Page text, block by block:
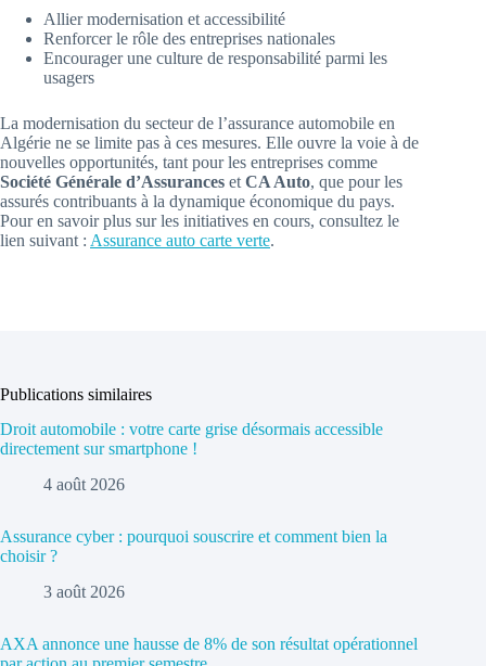
Allier modernisation et accessibilité
Renforcer le rôle des entreprises nationales
Encourager une culture de responsabilité parmi les
usagers
La modernisation du secteur de l’assurance automobile en
Algérie ne se limite pas à ces mesures. Elle ouvre la voie à de
nouvelles opportunités, tant pour les entreprises comme
Société Générale d’Assurances et CA Auto, que pour les
assurés contribuants à la dynamique économique du pays.
Pour en savoir plus sur les initiatives en cours, consultez le
lien suivant : Assurance auto carte verte.
Publications similaires
Droit automobile : votre carte grise désormais accessible
directement sur smartphone !
4 août 2026
Assurance cyber : pourquoi souscrire et comment bien la
choisir ?
3 août 2026
AXA annonce une hausse de 8% de son résultat opérationnel